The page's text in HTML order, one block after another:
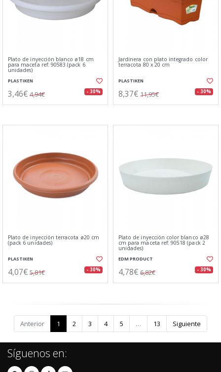
Plato de inyección blanco ø18 cm
para maceta ref: 90583 (pack 6
unidades)
PLASTIKEN
3,46€ 4,94€ - 30%
Jardinera con plato integrado color
terracota 80 x 20 cm
PLASTIKEN
8,37€ 11,95€ - 30%
Plato de inyección terracota ø20 cm
(pack 6 unidades)
PLASTIKEN
4,07€ 5,81€ - 30%
Plato de inyección color blanco ø28
cm para maceta ref: 90518 (pack 2
unidades)
EDM PRODUCT
4,78€ 6,82€ - 30%
Anterior 1 2 3 4 5 … 13 Siguiente
Síguenos en: